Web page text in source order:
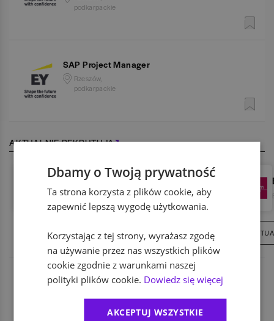
podkarpackie
SAP Project Manager
Rzeszów,
podkarpackie
AKTUALNIE REKRUTUJĄ
ABB
IT / Technologia,Przemysł
AKTUALNYCH OFERT
Dbamy o Twoją prywatność
Ta strona korzysta z plików cookie, aby
zapewnić lepszą wygodę użytkowania.
Korzystając z tej strony, wyrażasz zgodę
na używanie przez nas wszystkich plików
cookie zgodnie z warunkami naszej
polityki plików cookie. Dowiedz się więcej
AKCEPTUJ WSZYSTKIE